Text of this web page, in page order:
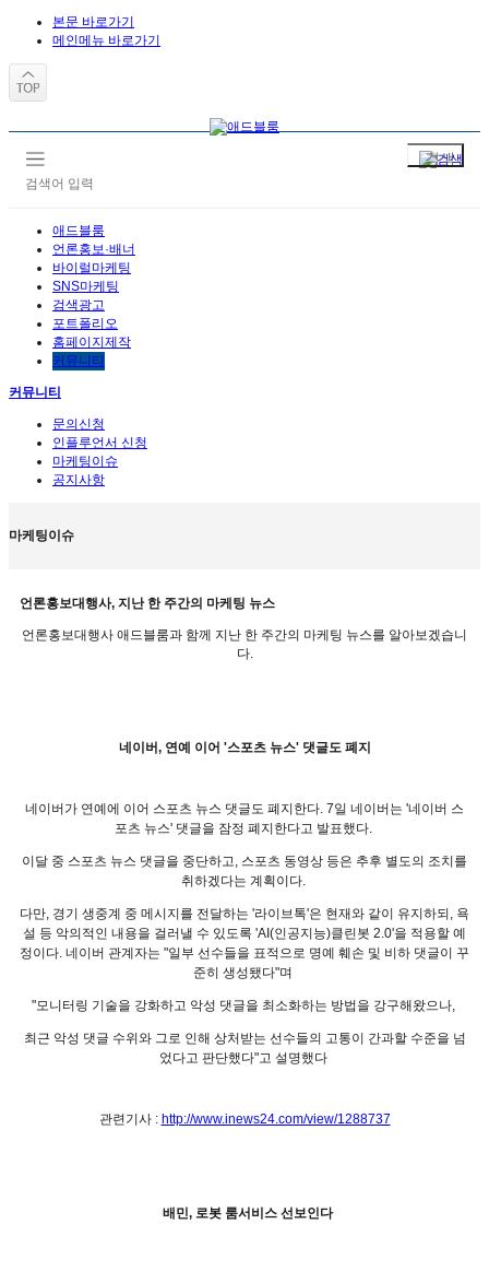
본문 바로가기
메인메뉴 바로가기
애드블룸
언론홍보·배너
바이럴마케팅
SNS마케팅
검색광고
포트폴리오
홈페이지제작
커뮤니티
커뮤니티
문의신청
인플루언서 신청
마케팅이슈
공지사항
마케팅이슈
언론홍보대행사, 지난 한 주간의 마케팅 뉴스
언론홍보대행사 애드블룸과 함께 지난 한 주간의 마케팅 뉴스를 알아보겠습니
다.
네이버, 연예 이어 '스포츠 뉴스' 댓글도 폐지
네이버가 연예에 이어 스포츠 뉴스 댓글도 폐지한다. 7일 네이버는 '네이버 스
포츠 뉴스' 댓글을 잠정 폐지한다고 발표했다.
이달 중 스포츠 뉴스 댓글을 중단하고, 스포츠 동영상 등은 추후 별도의 조치를
취하겠다는 계획이다.
다만, 경기 생중계 중 메시지를 전달하는 '라이브톡'은 현재와 같이 유지하되, 욕
설 등 악의적인 내용을 걸러낼 수 있도록 'AI(인공지능)클린봇 2.0'을 적용할 예
정이다. 네이버 관계자는 "일부 선수들을 표적으로 명예 훼손 및 비하 댓글이 꾸
준히 생성됐다"며
"모니터링 기술을 강화하고 악성 댓글을 최소화하는 방법을 강구해왔으나,
최근 악성 댓글 수위와 그로 인해 상처받는 선수들의 고통이 간과할 수준을 넘
었다고 판단했다"고 설명했다
관련기사 : http://www.inews24.com/view/1288737
배민, 로봇 룸서비스 선보인다